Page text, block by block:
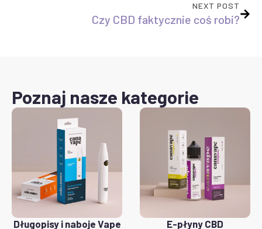
NEXT POST
Czy CBD faktycznie coś robi?
Poznaj nasze kategorie
Długopisy i naboje Vape E-płyny CBD